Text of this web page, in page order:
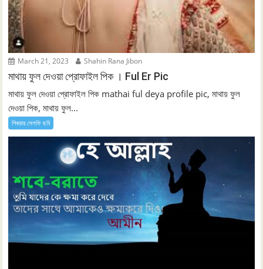
March 21, 2023 Shahin Rana Jibon
মাথায় ফুল দেওয়া প্রোফাইল পিক । Ful Er Pic
মাথায় ফুল দেওয়া প্রোফাইল পিক mathai ful deya profile pic, মাথায় ফুল
দেওয়া পিক, মাথায় ফুল...
পিকচার সেলফি ছবি